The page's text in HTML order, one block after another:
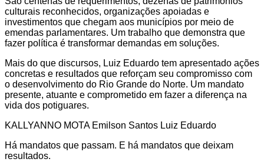
culturais reconhecidos, organizações apoiadas e
investimentos que chegam aos municípios por meio de
emendas parlamentares. Um trabalho que demonstra que
fazer política é transformar demandas em soluções.
Mais do que discursos, Luiz Eduardo tem apresentado ações
concretas e resultados que reforçam seu compromisso com
o desenvolvimento do Rio Grande do Norte. Um mandato
presente, atuante e comprometido em fazer a diferença na
vida dos potiguares.
KALLYANNO MOTA Emilson Santos Luiz Eduardo
Há mandatos que passam. E há mandatos que deixam
resultados.